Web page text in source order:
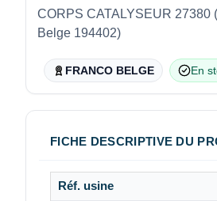
CORPS CATALYSEUR 27380
Belge 194402)
FRANCO BELGE En
FICHE DESCRIPTIVE DU
Réf. usine